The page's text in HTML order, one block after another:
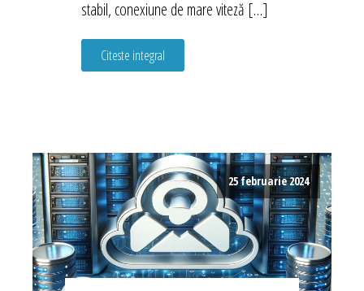
stabil, conexiune de mare viteză […]
Citeste integral
25 februarie 2024